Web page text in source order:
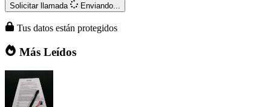
Solicitar llamada Enviando...
Tus datos están protegidos
Más Leídos